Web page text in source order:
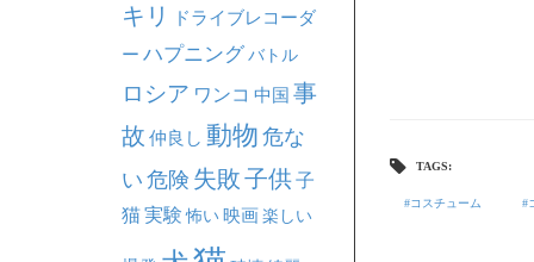
TAGS:
コスチューム
キリ
ドライブレコーダ
ー ハプニング バトル
ロシア ワンコ 中国 事
故 仲良し 動物 危な
い 危険 失敗子供子
猫実験 怖い映画楽しい